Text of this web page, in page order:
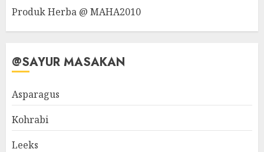
Produk Herba @ MAHA2010
@SAYUR MASAKAN
Asparagus
Kohrabi
Leeks